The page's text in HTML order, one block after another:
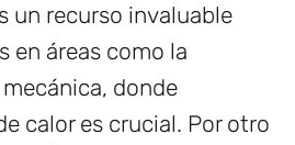
un recurso invaluable
en áreas como la
donde
calor es crucial. Por otro